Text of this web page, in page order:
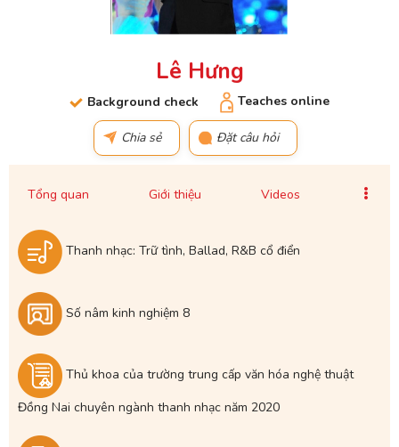
Lê Hưng
Background check Teaches online
Chia sẻ Đặt câu hỏi
Tổng quan Giới thiệu Videos
Thanh nhạc: Trữ tình, Ballad, R&B cổ điển
Số nâm kinh nghiệm 8
Thủ khoa của trường trung cấp văn hóa nghệ thuật
Đồng Nai chuyên ngành thanh nhạc năm 2020